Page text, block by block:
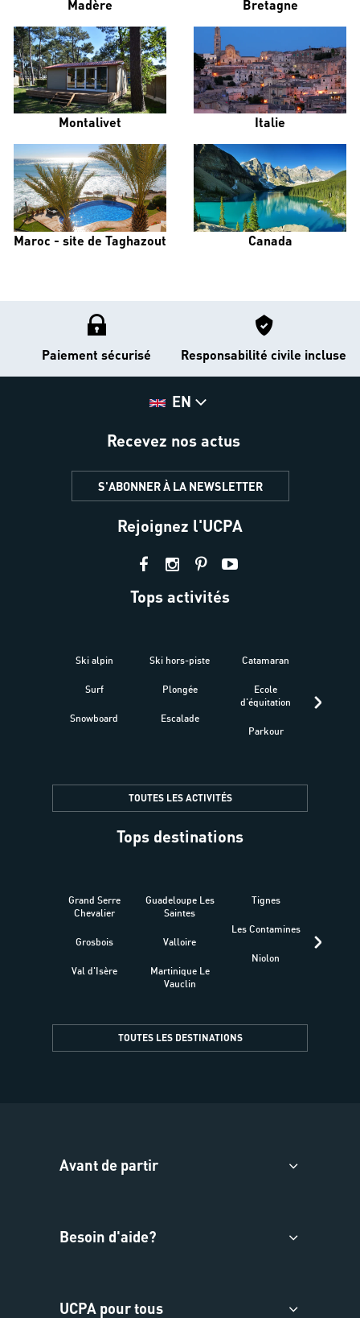
Madère Bretagne
Montalivet Italie
Maroc - site de Taghazout Canada
Paiement sécurisé Responsabilité civile incluse
EN
Recevez nos actus
S'ABONNER À LA NEWSLETTER
Rejoignez l'UCPA
Tops activités
Ski alpin
Surf
Snowboard
Ski hors-piste
Plongée
Escalade
Catamaran
Ecole
d'équitation
Parkour
TOUTES LES ACTIVITÉS
Tops destinations
Grand Serre
Chevalier
Grosbois
Val d'Isère
Guadeloupe Les
Saintes
Valloire
Martinique Le
Vauclin
Tignes
Les Contamines
Niolon
TOUTES LES DESTINATIONS
Avant de partir
Besoin d'aide?
UCPA pour tous